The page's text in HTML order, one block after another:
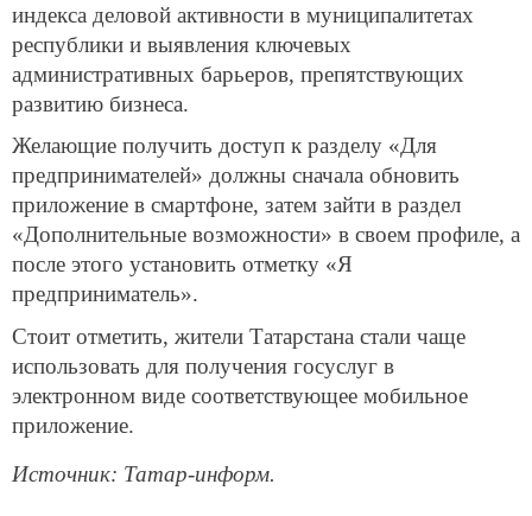
индекса деловой активности в муниципалитетах
республики и выявления ключевых
административных барьеров, препятствующих
развитию бизнеса.
Желающие получить доступ к разделу «Для
предпринимателей» должны сначала обновить
приложение в смартфоне, затем зайти в раздел
«Дополнительные возможности» в своем профиле, а
после этого установить отметку «Я
предприниматель».
Стоит отметить, жители Татарстана стали чаще
использовать для получения госуслуг в
электронном виде соответствующее мобильное
приложение.
Источник: Татар-информ.